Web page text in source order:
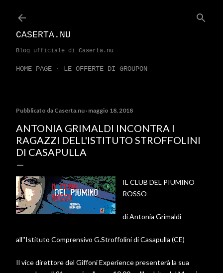
CASERTA.NU
Blog ufficiale di Caserta.nu
HOME PAGE LE OFFERTE DI GROUPON
Pubblicato da Caserta.nu maggio 18, 2018
ANTONIA GRIMALDI INCONTRA I
RAGAZZI DELL'ISTITUTO STROFFOLINI
DI CASAPULLA
IL CLUB DEL PIUMINO
ROSSO
di Antonia Grimaldi
all''Istituto Comprensivo G.Stroffolini di Casapulla (CE)
Il vice direttore del Giffoni Experience presenterà la sua